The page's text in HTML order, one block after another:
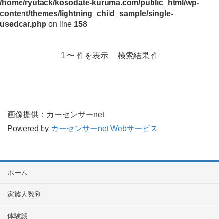
/home/ryutack/kosodate-kuruma.com/public_html/wp-
content/themes/lightning_child_sample/single-
usedcar.php on line 158
1 〜 件を表示 検索結果 件
画像提供：カーセンサーnet
Powered by カーセンサーnet Webサービス
ホーム
家族人数別
体験談